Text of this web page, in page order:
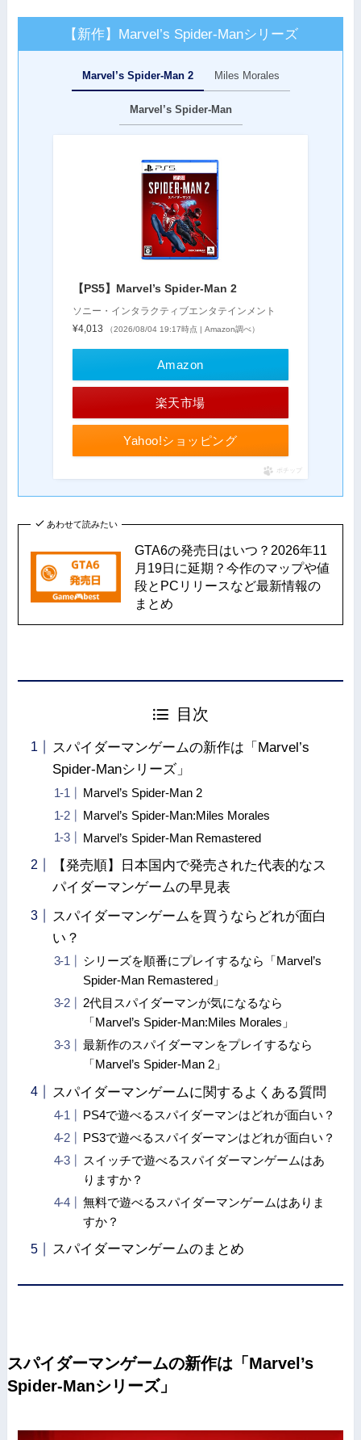
【新作】Marvel’s Spider-Manシリーズ
Marvel’s Spider-Man 2 Miles Morales
Marvel’s Spider-Man
【PS5】Marvel’s Spider-Man 2
ソニー・インタラクティブエンタテインメント
¥4,013
（2026/08/04 19:17時点 | Amazon調べ）
Amazon
楽天市場
Yahoo!ショッピング
ポチップ
あわせて読みたい
GTA6の発売日はいつ？2026年11
月19日に延期？今作のマップや値
段とPCリリースなど最新情報の
まとめ
目次
スパイダーマンゲームの新作は「Marvel’s
Spider-Manシリーズ」
Marvel’s Spider-Man 2
Marvel’s Spider-Man:Miles Morales
Marvel’s Spider-Man Remastered
【発売順】日本国内で発売された代表的なス
パイダーマンゲームの早見表
スパイダーマンゲームを買うならどれが面白
い？
シリーズを順番にプレイするなら「Marvel’s
Spider-Man Remastered」
2代目スパイダーマンが気になるなら
「Marvel’s Spider-Man:Miles Morales」
最新作のスパイダーマンをプレイするなら
「Marvel’s Spider-Man 2」
スパイダーマンゲームに関するよくある質問
PS4で遊べるスパイダーマンはどれが面白い？
PS3で遊べるスパイダーマンはどれが面白い？
スイッチで遊べるスパイダーマンゲームはあ
りますか？
無料で遊べるスパイダーマンゲームはありま
すか？
スパイダーマンゲームのまとめ
スパイダーマンゲームの新作は「Marvel’s
Spider-Manシリーズ」